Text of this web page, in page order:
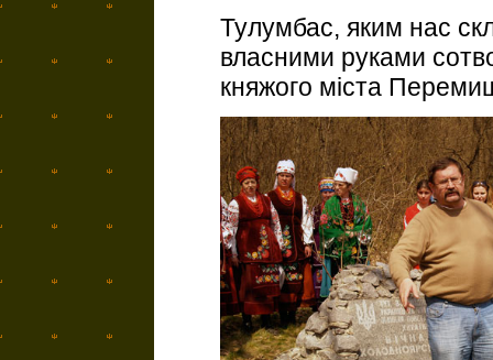
Тулумбас, яким нас
власними руками
княжого міста